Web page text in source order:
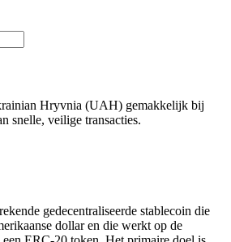
Hryvnia (UAH) gemakkelijk bij
snelle, veilige transacties.
gedecentraliseerde stablecoin die
dollar en die werkt op de